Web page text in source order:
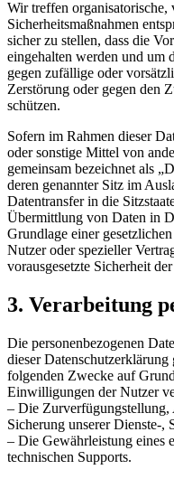
Wir treffen organisatorische,
Sicherheitsmaßnahmen
sicher zu stellen, dass die
eingehalten werden und um
gegen zufällige oder
Zerstörung oder gegen den
schützen.
Sofern im Rahmen dieser
oder sonstige Mittel von
gemeinsam bezeichnet als
deren genannter Sitz im
Datentransfer in die
Übermittlung von Daten in
Grundlage einer
Nutzer oder spezieller
vorausgesetzte Sicherheit
3. Verarbeitung
Die personenbezogenen
dieser
folgenden Zwecke auf
Einwilligungen der Nutzer
– Die
Sicherung unserer Dienste-,
– Die Gewährleistung eines
technischen Supports.